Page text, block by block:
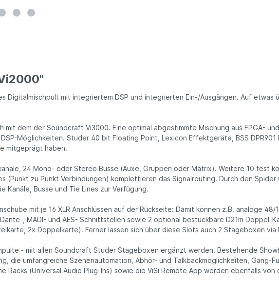
Digitalmischpult mit integriertem DSP und integrierten Ein-/Ausgängen. Auf etwas
dem der Soundcraft Vi3000. Eine optimal abgestimmte Mischung aus FPGA-
Möglichkeiten. Studer 40 bit Floating Point, Lexicon Effektgeräte, BSS DPR901
mitgeprägt haben.
24 Mono- oder Stereo Busse (Auxe, Gruppen oder Matrix). Weitere 10 fest
(Punkt zu Punkt Verbindungen) komplettieren das Signalrouting. Durch den
Kanäle, Busse und Tie Lines zur Verfügung.
mit je 16 XLR Anschlüssen auf der Rückseite: Damit können z.B. analoge
, MADI- und AES- Schnittstellen sowie 2 optional bestückbare D21m Doppel-
2x Doppelkarte). Ferner lassen sich über diese Slots auch 2 Stageboxen via
- mit allen Soundcraft Studer Stageboxen ergänzt werden. Bestehende
die umfangreiche Szenenautomation, Abhör- und Talkbackmöglichkeiten, Gang-
Racks (Universal Audio Plug-Ins) sowie die ViSi Remote App werden ebenfalls